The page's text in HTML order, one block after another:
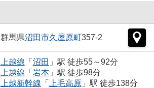
群馬県沼田市久屋原町357-2
上越線 「 沼田 」駅 徒歩55～92分
上越線 「 岩本」駅 徒歩98分
上越新幹線 「 上毛高原」駅 徒歩138分